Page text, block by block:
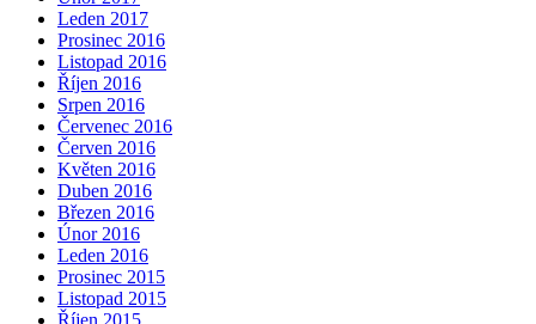
Leden 2017
Prosinec 2016
Listopad 2016
Říjen 2016
Srpen 2016
Červenec 2016
Červen 2016
Květen 2016
Duben 2016
Březen 2016
Únor 2016
Leden 2016
Prosinec 2015
Listopad 2015